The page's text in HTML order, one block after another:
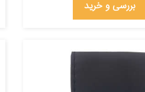
بررسی و خرید